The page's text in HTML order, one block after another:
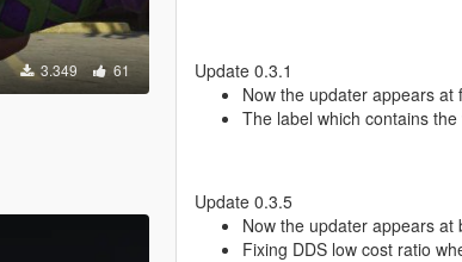
3.349 61
Update 0.3.1
Now the updater appears at
The label which contains
Update 0.3.5
Now the updater appears at
Fixing DDS low cost ratio